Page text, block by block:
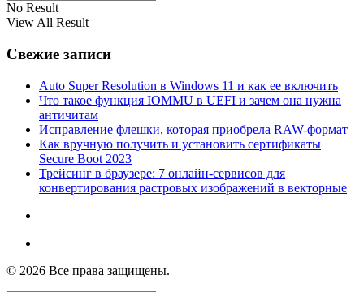
No Result
View All Result
Свежие записи
Auto Super Resolution в Windows 11 и как ее включить
Что такое функция IOMMU в UEFI и зачем она нужна
античитам
Исправление флешки, которая приобрела RAW-формат
Как вручную получить и установить сертификаты
Secure Boot 2023
Трейсинг в браузере: 7 онлайн-сервисов для
конвертирования растровых изображений в векторные
© 2026 Все права защищены.